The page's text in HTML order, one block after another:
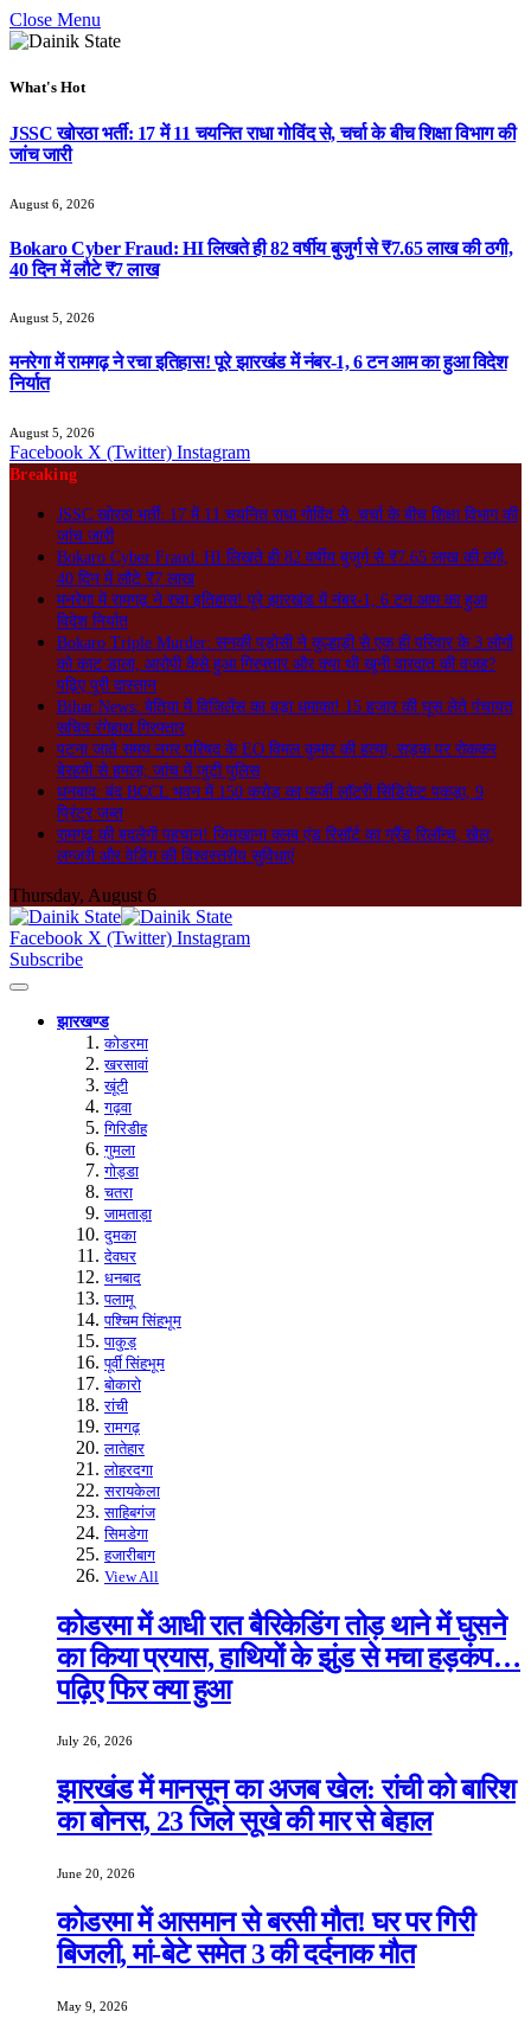
Close Menu
What's Hot
JSSC खोरठा भर्ती: 17 में 11 चयनित राधा गोविंद से, चर्चा के बीच शिक्षा विभाग की
जांच जारी
August 6, 2026
Bokaro Cyber Fraud: HI लिखते ही 82 वर्षीय बुजुर्ग से ₹7.65 लाख की ठगी,
40 दिन में लौटे ₹7 लाख
August 5, 2026
मनरेगा में रामगढ़ ने रचा इतिहास! पूरे झारखंड में नंबर-1, 6 टन आम का हुआ विदेश
निर्यात
August 5, 2026
Facebook X (Twitter) Instagram
Breaking
JSSC खोरठा भर्ती: 17 में 11 चयनित राधा गोविंद से, चर्चा के बीच शिक्षा विभाग की
जांच जारी
Bokaro Cyber Fraud: HI लिखते ही 82 वर्षीय बुजुर्ग से ₹7.65 लाख की ठगी,
40 दिन में लौटे ₹7 लाख
मनरेगा में रामगढ़ ने रचा इतिहास! पूरे झारखंड में नंबर-1, 6 टन आम का हुआ
विदेश निर्यात
Bokaro Triple Murder: सनकी पड़ोसी ने कुल्हाड़ी से एक ही परिवार के 3 लोगों
को काट डाला, आरोपी कैसे हुआ गिरफ्तार और क्या थी खूनी वारदात की वजह?
पढ़िए पूरी दास्तान
Bihar News: बेतिया में विजिलेंस का बड़ा धमाका! 15 हजार की घूस लेते पंचायत
सचिव रंगेहाथ गिरफ्तार
पटना जाते समय नगर परिषद के EO विमल कुमार की हत्या, सड़क पर रोककर
बेरहमी से हमला; जांच में जुटी पुलिस
धनबाद: बंद BCCL भवन में 150 करोड़ का फर्जी लॉटरी सिंडिकेट पकड़ा, 9
प्रिंटर जब्त
रामगढ़ की बदलेगी पहचान! जिमखाना क्लब एंड रिसॉर्ट का ग्रैंड रिलॉन्च, खेल,
लग्जरी और वेडिंग की विश्वस्तरीय सुविधाएं
Thursday, August 6
Facebook X (Twitter) Instagram
Subscribe
झारखण्ड
कोडरमा
खरसावां
खूंटी
गढ़वा
गिरिडीह
गुमला
गोड्डा
चतरा
जामताड़ा
दुमका
देवघर
धनबाद
पलामू
पश्चिम सिंहभूम
पाकुड़
पूर्वी सिंहभूम
बोकारो
रांची
रामगढ़
लातेहार
लोहरदगा
सरायकेला
साहिबगंज
सिमडेगा
हजारीबाग
View All
कोडरमा में आधी रात बैरिकेडिंग तोड़ थाने में घुसने
का किया प्रयास, हाथियों के झुंड से मचा हड़कंप…
पढ़िए फिर क्या हुआ
July 26, 2026
झारखंड में मानसून का अजब खेल: रांची को बारिश
का बोनस, 23 जिले सूखे की मार से बेहाल
June 20, 2026
कोडरमा में आसमान से बरसी मौत! घर पर गिरी
बिजली, मां-बेटे समेत 3 की दर्दनाक मौत
May 9, 2026